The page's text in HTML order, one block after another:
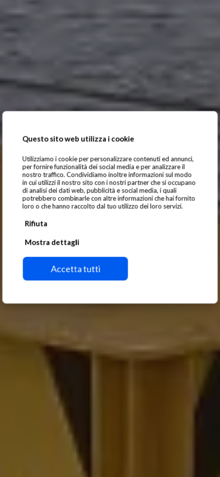
Questo sito web utilizza i cookie
Utilizziamo i cookie per personalizzare contenuti ed annunci,
per fornire funzionalità dei social media e per analizzare il
nostro traffico. Condividiamo inoltre informazioni sul modo
in cui utilizzi il nostro sito con i nostri partner che si occupano
di analisi dei dati web, pubblicità e social media, i quali
potrebbero combinarle con altre informazioni che hai fornito
loro o che hanno raccolto dal tuo utilizzo dei loro servizi.
Rifiuta
Mostra dettagli
Accetta tutti